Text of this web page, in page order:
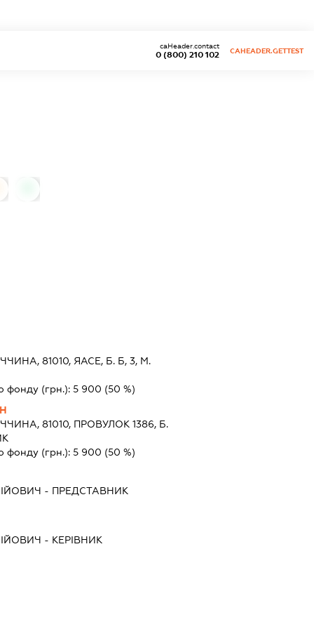
0 (800) 210 102
caHeader.contact
CAHEADER.GETTEST
81010, ЯАСЕ, Б. Б, 3, М.
фонду (грн.): 5 900 (50 %)
81010, ПРОВУЛОК 1386, Б.
фонду (грн.): 5 900 (50 %)
- ПРЕДСТАВНИК
- КЕРІВНИК